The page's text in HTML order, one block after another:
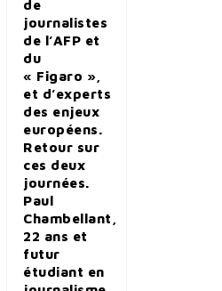
de
journalistes
de l’AFP et
du
« Figaro »,
et d’experts
des enjeux
européens.
Retour sur
ces deux
journées.
Paul
Chambellant,
22 ans et
futur
étudiant en